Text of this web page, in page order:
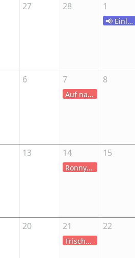
27 28 1
📢 Einladung zur nächsten BVL-Sitzung
6 7
Auf nach Griechenland
8
13 14
Ronnys Wunsch-Tour von Italien nach Großbritannien
15
20 21
Frischer Fisch für England
22